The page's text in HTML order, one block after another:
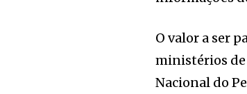
O valor a ser
ministérios de
Nacional do